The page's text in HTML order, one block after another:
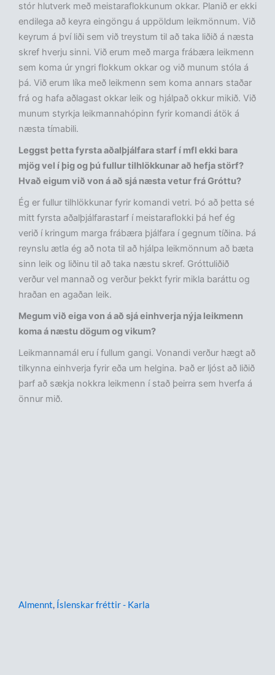
stór hlutverk með meistaraflokkunum okkar. Planið er ekki
endilega að keyra eingöngu á uppöldum leikmönnum. Við
keyrum á því liði sem við treystum til að taka liðið á næsta
skref hverju sinni. Við erum með marga frábæra leikmenn
sem koma úr yngri flokkum okkar og við munum stóla á
þá. Við erum líka með leikmenn sem koma annars staðar
frá og hafa aðlagast okkar leik og hjálpað okkur mikið. Við
munum styrkja leikmannahópinn fyrir komandi átök á
næsta tímabili.
Leggst þetta fyrsta aðalþjálfara starf í mfl ekki bara
mjög vel í þig og þú fullur tilhlökkunar að hefja störf?
Hvað eigum við von á að sjá næsta vetur frá Gróttu?
Ég er fullur tilhlökkunar fyrir komandi vetri. Þó að þetta sé
mitt fyrsta aðalþjálfarastarf í meistaraflokki þá hef ég
verið í kringum marga frábæra þjálfara í gegnum tíðina. Þá
reynslu ætla ég að nota til að hjálpa leikmönnum að bæta
sinn leik og liðinu til að taka næstu skref. Gróttuliðið
verður vel mannað og verður þekkt fyrir mikla baráttu og
hraðan en agaðan leik.
Megum við eiga von á að sjá einhverja nýja leikmenn
koma á næstu dögum og vikum?
Leikmannamál eru í fullum gangi. Vonandi verður hægt að
tilkynna einhverja fyrir eða um helgina. Það er ljóst að liðið
þarf að sækja nokkra leikmenn í stað þeirra sem hverfa á
önnur mið.
Almennt, Íslenskar fréttir - Karla